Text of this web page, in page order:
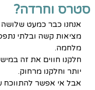
סטרס וחרדה?
אנחנו כבר כמעט
מציאות קשה ובלתי
מלחמה.
חלקנו חווים את זה
יותר וחלקנו מרחוק.
אבל אי אפשר להתווכח